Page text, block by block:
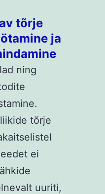
tõrje
ja
ning
tõrje
ei
uuriti,